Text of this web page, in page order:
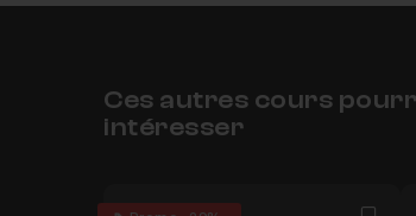
Ces autres cours
intéresser